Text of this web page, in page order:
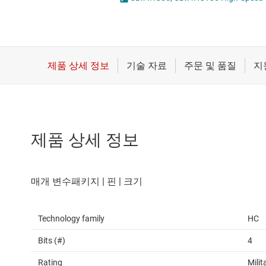
마이크로컨트롤러(MCU) 및 프로세서
전압 변환기 및
제품 상세 정보
Technology family HC
Bits (#) 4
Rating